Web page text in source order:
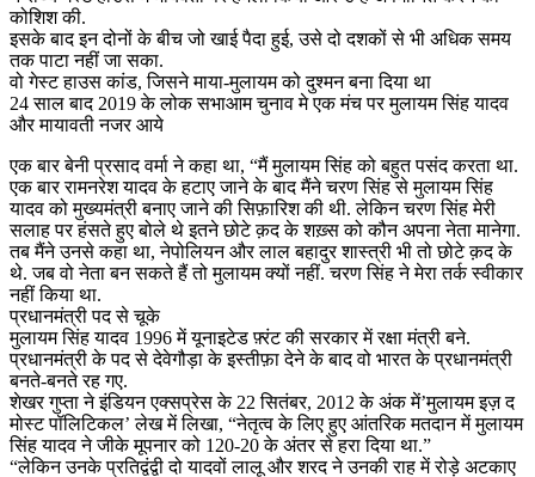
कोशिश की.
इसके बाद इन दोनों के बीच जो खाई पैदा हुई, उसे दो दशकों से भी अधिक समय
तक पाटा नहीं जा सका.
वो गेस्ट हाउस कांड, जिसने माया-मुलायम को दुश्मन बना दिया था
24 साल बाद 2019 के लोक सभाआम चुनाव मे एक मंच पर मुलायम सिंह यादव
और मायावती नजर आये
एक बार बेनी प्रसाद वर्मा ने कहा था, “मैं मुलायम सिंह को बहुत पसंद करता था.
एक बार रामनरेश यादव के हटाए जाने के बाद मैंने चरण सिंह से मुलायम सिंह
यादव को मुख्यमंत्री बनाए जाने की सिफ़ारिश की थी. लेकिन चरण सिंह मेरी
सलाह पर हंसते हुए बोले थे इतने छोटे क़द के शख़्स को कौन अपना नेता मानेगा.
तब मैंने उनसे कहा था, नेपोलियन और लाल बहादुर शास्त्री भी तो छोटे क़द के
थे. जब वो नेता बन सकते हैं तो मुलायम क्यों नहीं. चरण सिंह ने मेरा तर्क स्वीकार
नहीं किया था.
प्रधानमंत्री पद से चूके
मुलायम सिंह यादव 1996 में यूनाइटेड फ़्रंट की सरकार में रक्षा मंत्री बने.
प्रधानमंत्री के पद से देवेगौड़ा के इस्तीफ़ा देने के बाद वो भारत के प्रधानमंत्री
बनते-बनते रह गए.
शेखर गुप्ता ने इंडियन एक्सप्रेस के 22 सितंबर, 2012 के अंक में’मुलायम इज़ द
मोस्ट पॉलिटिकल’ लेख में लिखा, “नेतृत्व के लिए हुए आंतरिक मतदान में मुलायम
सिंह यादव ने जीके मूपनार को 120-20 के अंतर से हरा दिया था.”
“लेकिन उनके प्रतिद्वंद्वी दो यादवों लालू और शरद ने उनकी राह में रोड़े अटकाए